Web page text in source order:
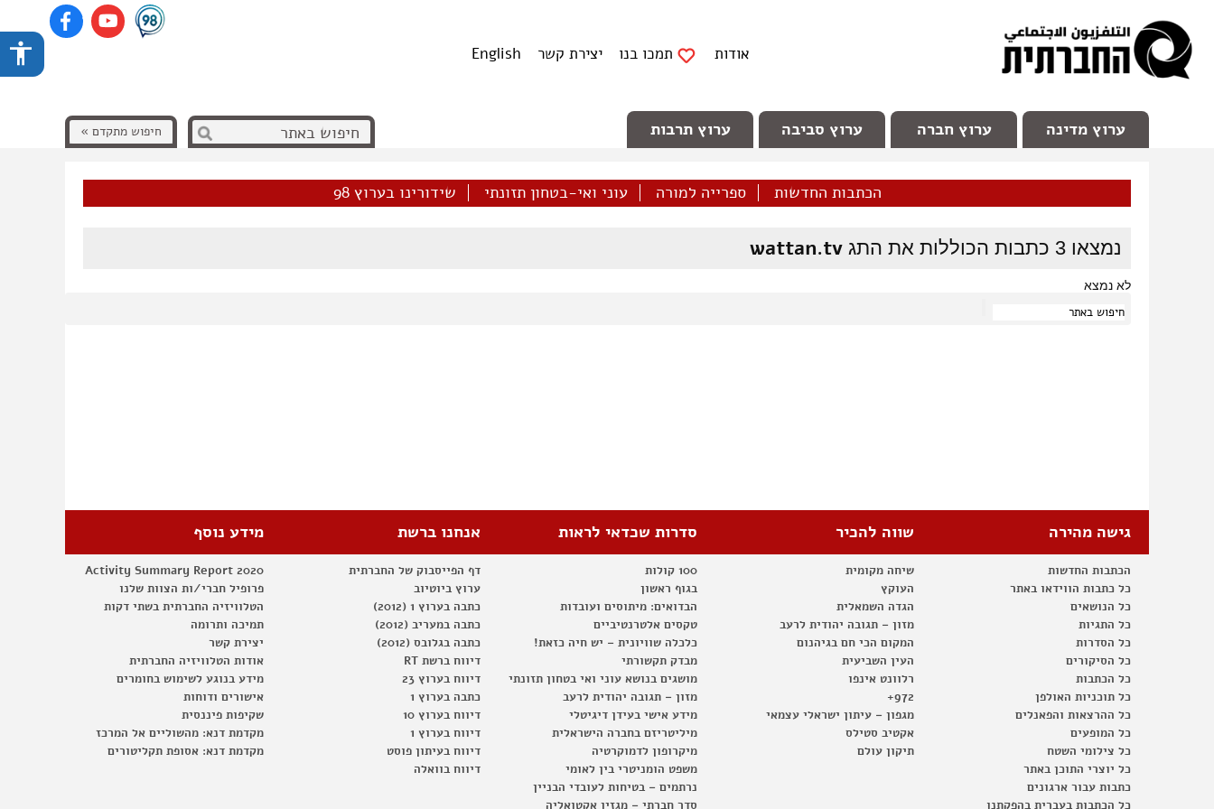
אודות תמכו בנו יצירת קשר English
ערוץ מדינה ערוץ חברה ערוץ סביבה ערוץ תרבות חיפוש מתקדם »
הכתבות החדשות ספרייה למורה עוני ואי-בטחון תזונתי שידורינו בערוץ 98
נמצאו 3 כתבות הכוללות את התג wattan.tv
לא נמצא
גישה מהירה
הכתבות החדשות
כל כתבות הווידאו באתר
כל הנושאים
כל התגיות
כל הסדרות
כל הסיקורים
כל הכתבות
כל תוכניות האולפן
כל ההרצאות והפאנלים
כל המופעים
כל צילומי השטח
כל יוצרי התוכן באתר
כתבות עבור ארגונים
כל הכתבות בעברית בהפקתנו
שווה להכיר
שיחה מקומית
העוקץ
הגדה השמאלית
מזון – תגובה יהודית לרעב
המקום הכי חם בגיהנום
העין השביעית
רלוונט אינפו
972+
מגפון – עיתון ישראלי עצמאי
אקטיב סטילס
תיקון עולם
סדרות שכדאי לראות
100 קולות
בגוף ראשון
הבדואים: מיתוסים ועובדות
טקסים אלטרנטיביים
כלכלה שוויונית – יש חיה כזאת!
מבדק תקשורתי
מושגים בנושא עוני ואי בטחון תזונתי
מזון – תגובה יהודית לרעב
מידע אישי בעידן דיגיטלי
מיליטריזם בחברה הישראלית
מיקרופון לדמוקרטיה
משפט הומניטרי בין לאומי
נרתמים – בטיחות לעובדי הבניין
סדר חברתי – מגזין אקטואליה
אנחנו ברשת
דף הפייסבוק של החברתית
ערוץ ביוטיוב
כתבה בערוץ 1 (2012)
כתבה במעריב (2012)
כתבה בגלובס (2012)
דיווח ברשת RT
דיווח בערוץ 23
כתבה בערוץ 1
דיווח בערוץ 10
דיווח בערוץ 1
דיווח בעיתון פוסט
דיווח בוואלה
מידע נוסף
Activity Summary Report 2020
פרופיל חברי/ות הצוות שלנו
הטלוויזיה החברתית בשתי דקות
תמיכה ותרומה
יצירת קשר
אודות הטלוויזיה החברתית
מידע בנוגע לשימוש בחומרים
אישורים ודוחות
שקיפות פיננסית
מקדמת דנא: מהשוליים אל המרכז
מקדמת דנא: אסופת תקליטורים